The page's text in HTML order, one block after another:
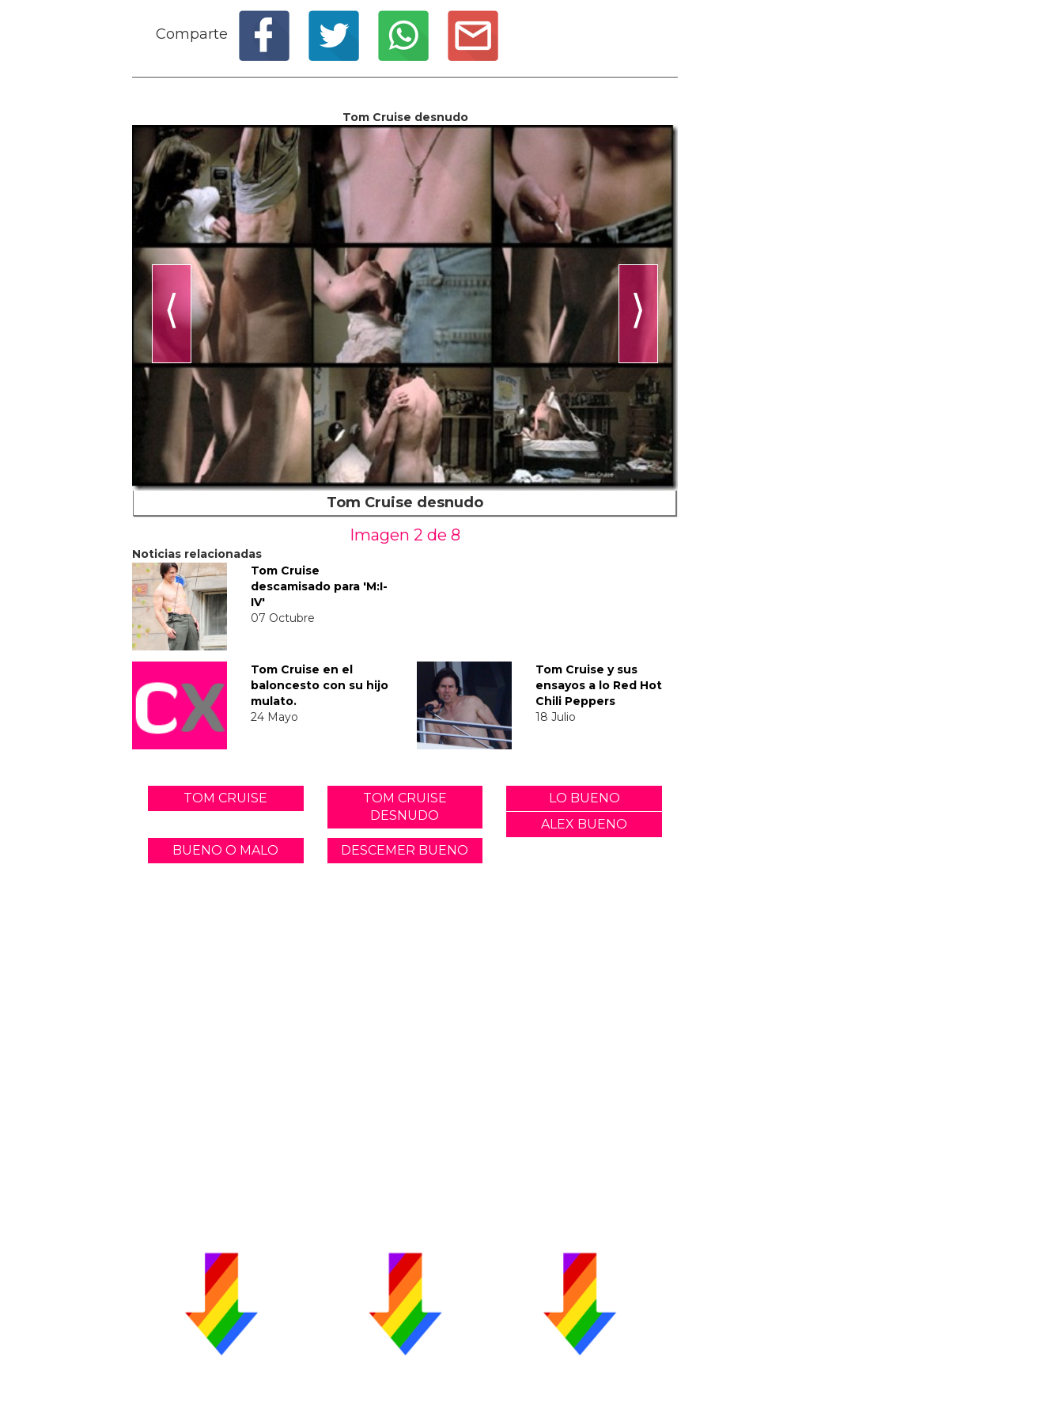
Comparte
Tom Cruise desnudo
⟨ ⟩
Tom Cruise desnudo
Imagen 2 de 8
Noticias relacionadas
Tom Cruise
descamisado para 'M:I-
IV'
07 Octubre
Tom Cruise en el
baloncesto con su hijo
mulato.
24 Mayo
Tom Cruise y sus
ensayos a lo Red Hot
Chili Peppers
18 Julio
TOM CRUISE
TOM CRUISE
DESNUDO
LO BUENO
ALEX BUENO
BUENO O MALO
DESCEMER BUENO